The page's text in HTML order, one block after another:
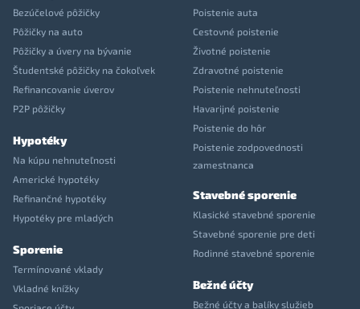
Bezúčelové pôžičky
Pôžičky na auto
Pôžičky a úvery na bývanie
Študentské pôžičky na čokoľvek
Refinancovanie úverov
P2P pôžičky
Hypotéky
Na kúpu nehnuteľnosti
Americké hypotéky
Refinančné hypotéky
Hypotéky pre mladých
Sporenie
Termínované vklady
Vkladné knížky
Poistenie auta
Cestovné poistenie
Životné poistenie
Zdravotné poistenie
Poistenie nehnuteľnosti
Havarijné poistenie
Poistenie do hôr
Poistenie zodpovednosti
zamestnanca
Stavebné sporenie
Klasické stavebné sporenie
Stavebné sporenie pre deti
Rodinné stavebné sporenie
Bežné účty
Bežné účty a balíky služieb